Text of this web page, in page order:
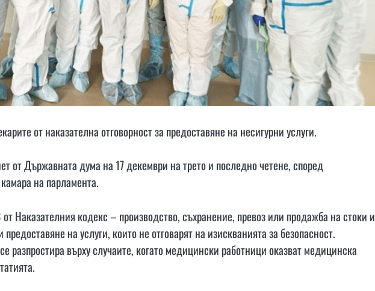
от наказателна отговорност за предоставяне на несигурни услуги.
от Държавната дума на 17 декември на трето и последно четене, според
на парламента.
Наказателния кодекс – производство, съхранение, превоз или продажба на стоки и
на услуги, които не отговарят на изискванията за безопасност.
разпростира върху случаите, когато медицински работници оказват медицинска